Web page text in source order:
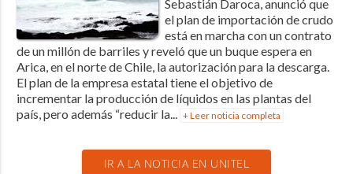
Sebastián Daroca, anunció que
el plan de importación de crudo
está en marcha con un contrato
de un millón de barriles y reveló que un buque espera en
Arica, en el norte de Chile, la autorización para la descarga.
El plan de la empresa estatal tiene el objetivo de
incrementar la producción de líquidos en las plantas del
país, pero además “reducir la... + Leer noticia completa
IR A LA NOTICIA EN UNITEL